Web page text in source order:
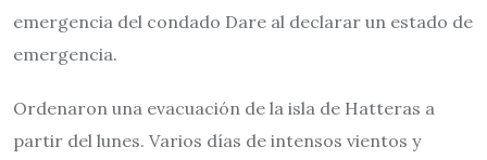
emergencia del condado Dare al declarar un estado de
emergencia.
Ordenaron una evacuación de la isla de Hatteras a
partir del lunes. Varios días de intensos vientos y